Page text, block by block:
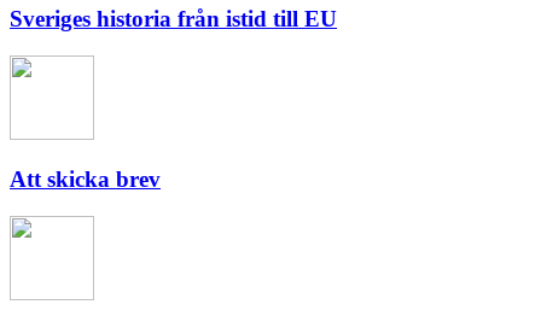
Sveriges historia från istid till EU
Att skicka brev